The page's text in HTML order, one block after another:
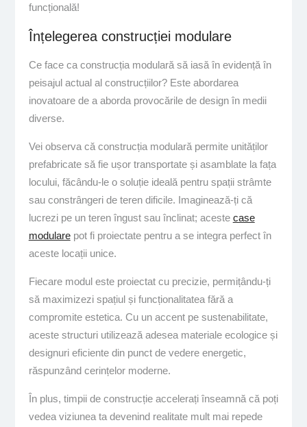
funcțională!
Înțelegerea construcției modulare
Ce face ca construcția modulară să iasă în evidență în
peisajul actual al construcțiilor? Este abordarea
inovatoare de a aborda provocările de design în medii
diverse.
Vei observa că construcția modulară permite unităților
prefabricate să fie ușor transportate și asamblate la fața
locului, făcându-le o soluție ideală pentru spații strâmte
sau constrângeri de teren dificile. Imaginează-ți că
lucrezi pe un teren îngust sau înclinat; aceste case
modularepot fi proiectate pentru a se integra perfect în
aceste locații unice.
Fiecare modul este proiectat cu precizie, permițându-ți
să maximizezi spațiul și funcționalitatea fără a
compromite estetica. Cu un accent pe sustenabilitate,
aceste structuri utilizează adesea materiale ecologice și
designuri eficiente din punct de vedere energetic,
răspunzând cerințelor moderne.
În plus, timpii de construcție accelerați înseamnă că poți
vedea viziunea ta devenind realitate mult mai repede